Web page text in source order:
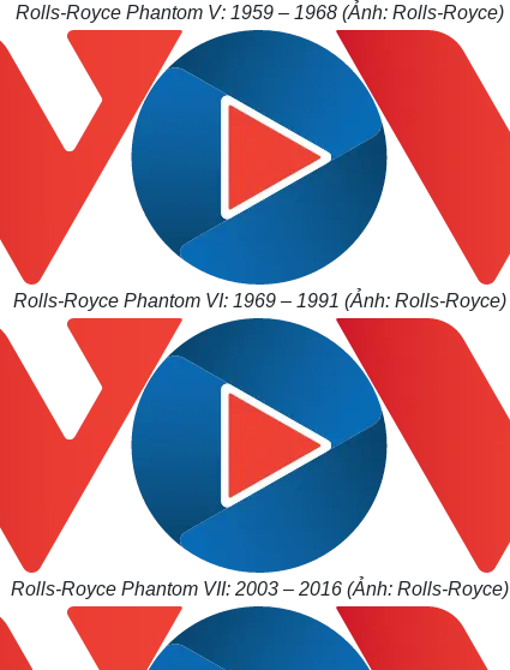
Rolls-Royce Phantom V: 1959 – 1968 (Ảnh: Rolls-Royce)
Rolls-Royce Phantom VI: 1969 – 1991 (Ảnh: Rolls-Royce)
Rolls-Royce Phantom VII: 2003 – 2016 (Ảnh: Rolls-Royce)